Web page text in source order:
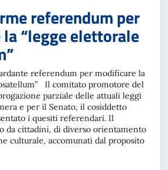
referendum per
“legge elettorale
referendum per modificare la
Il comitato promotore del
parziale delle attuali leggi
e per il Senato, il cosiddetto
i quesiti referendari. Il
da cittadini, di diverso orientamento
culturale, accomunati dal proposito